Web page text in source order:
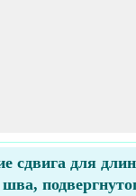
сдвига для
шва,